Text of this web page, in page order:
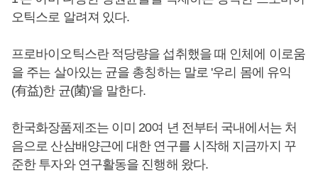
오틱스로 알려져 있다.
프로바이오틱스란 적당량을 섭취했을 때 인체에 이로움
을 주는 살아있는 균을 총칭하는 말로 '우리 몸에 유익
(有益)한 균(菌)'을 말한다.
한국화장품제조는 이미 20여 년 전부터 국내에서는 처
음으로 산삼배양근에 대한 연구를 시작해 지금까지 꾸
준한 투자와 연구활동을 진행해 왔다.